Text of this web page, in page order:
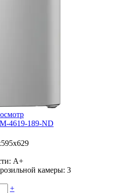
4619-189-ND
A+
камеры: 3
+